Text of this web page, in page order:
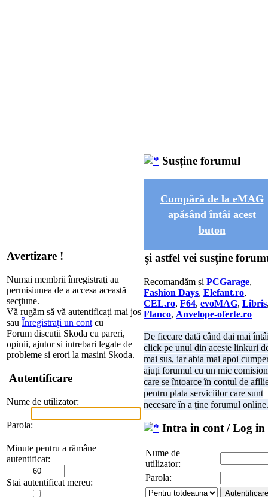
Avertizare !
Numai membrii înregistraţi au
permisiunea de a accesa această
secţiune.
Vă rugăm să vă autentificați mai jos
sau Înregistraţi un cont cu
Forum discutii Skoda cu pareri,
opinii, ajutor si intrebari legate de
probleme si erori la masini Skoda.
Autentificare
Nume de utilizator:
Parola:
Minute pentru a rămâne
autentificat:
Stai autentificat mereu:
Susține forumul
Cumpără de la eMAG
apăsând întâi acest
buton
și astfel vei susține
Recomandăm și PCGarage,
Fashion Days, Elefant.ro,
CEL.ro, F64, evoMAG, Libris
Flanco, Anvelope-oferte.ro
De fiecare dată când dai mai
click pe unul din aceste linkuri
mai sus, iar abia mai apoi
ajuți forumul cu un mic comision
care se întoarce în contul de
pentru plata serviciilor care sunt
necesare în a ține forumul online.
Intra in cont / Log in
Nume de
utilizator:
Parola: